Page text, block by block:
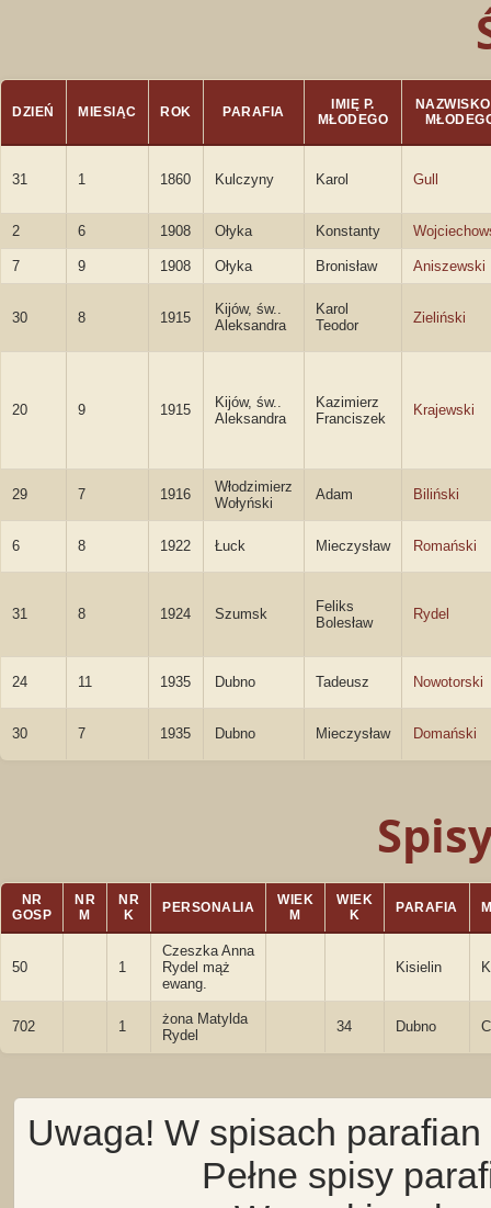
DZIEŃ MIESIĄC ROK PARAFIA
IMIĘ P.
MŁODEGO
31 1 1860 Kulczyny Karol Gull
2 6 1908 Ołyka Konstanty
7 9 1908 Ołyka Bronisław Aniszewski
30 8 1915
Kijów, św..
Aleksandra
Karol
Teodor
Zieliński
20 9 1915
Kijów, św..
Aleksandra
Kazimierz
Franciszek
Krajewski
29 7 1916
Włodzimierz
Wołyński
Adam Biliński
6 8 1922 Łuck Mieczysław Romański
31 8 1924 Szumsk
Feliks
Bolesław
Rydel
24 11 1935 Dubno Tadeusz Nowotorski
30 7 1935 Dubno Mieczysław Domański
NR
GOSP
NR
M
NR
K
PERSONALIA
WIEK
M
WIEK
K
PARAFIA
50 1
Czeszka Anna
Rydel mąż
ewang.
Kisielin
702 1
żona Matylda
Rydel
34 Dubno
Uwaga! W spisach
Pełne spisy